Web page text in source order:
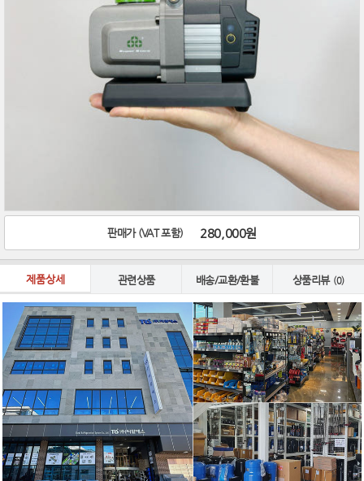
판매가 (VAT 포함) 280,000원
제품상세 관련상품 배송/교환/환불 상품리뷰 (0)